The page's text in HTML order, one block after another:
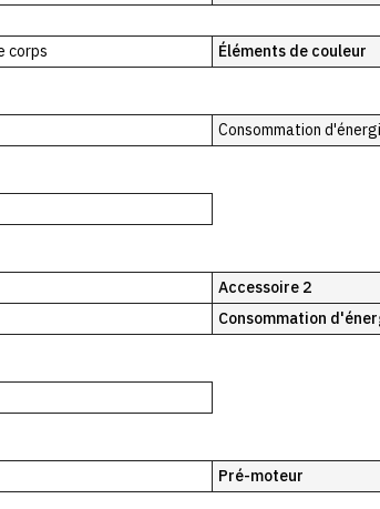
corps Éléments de couleur
Consommation
Accessoire 2
Consommation
Pré-moteur